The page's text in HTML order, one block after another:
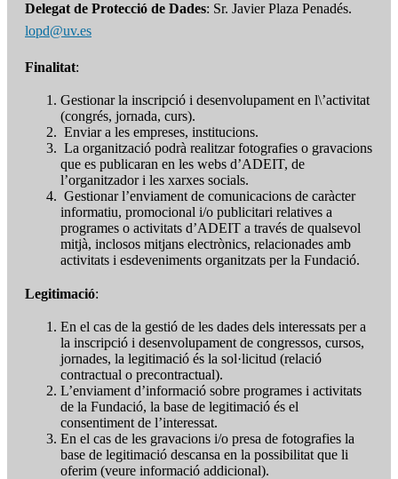
Delegat de Protecció de Dades: Sr. Javier Plaza Penadés.
lopd@uv.es
Finalitat:
Gestionar la inscripció i desenvolupament en l\’activitat
(congrés, jornada, curs).
Enviar a les empreses, institucions.
La organització podrà realitzar fotografies o gravacions
que es publicaran en les webs d’ADEIT, de
l’organitzador i les xarxes socials.
Gestionar l’enviament de comunicacions de caràcter
informatiu, promocional i/o publicitari relatives a
programes o activitats d’ADEIT a través de qualsevol
mitjà, inclosos mitjans electrònics, relacionades amb
activitats i esdeveniments organitzats per la Fundació.
Legitimació:
En el cas de la gestió de les dades dels interessats per a
la inscripció i desenvolupament de congressos, cursos,
jornades, la legitimació és la sol·licitud (relació
contractual o precontractual).
L’enviament d’informació sobre programes i activitats
de la Fundació, la base de legitimació és el
consentiment de l’interessat.
En el cas de les gravacions i/o presa de fotografies la
base de legitimació descansa en la possibilitat que li
oferim (veure informació addicional).